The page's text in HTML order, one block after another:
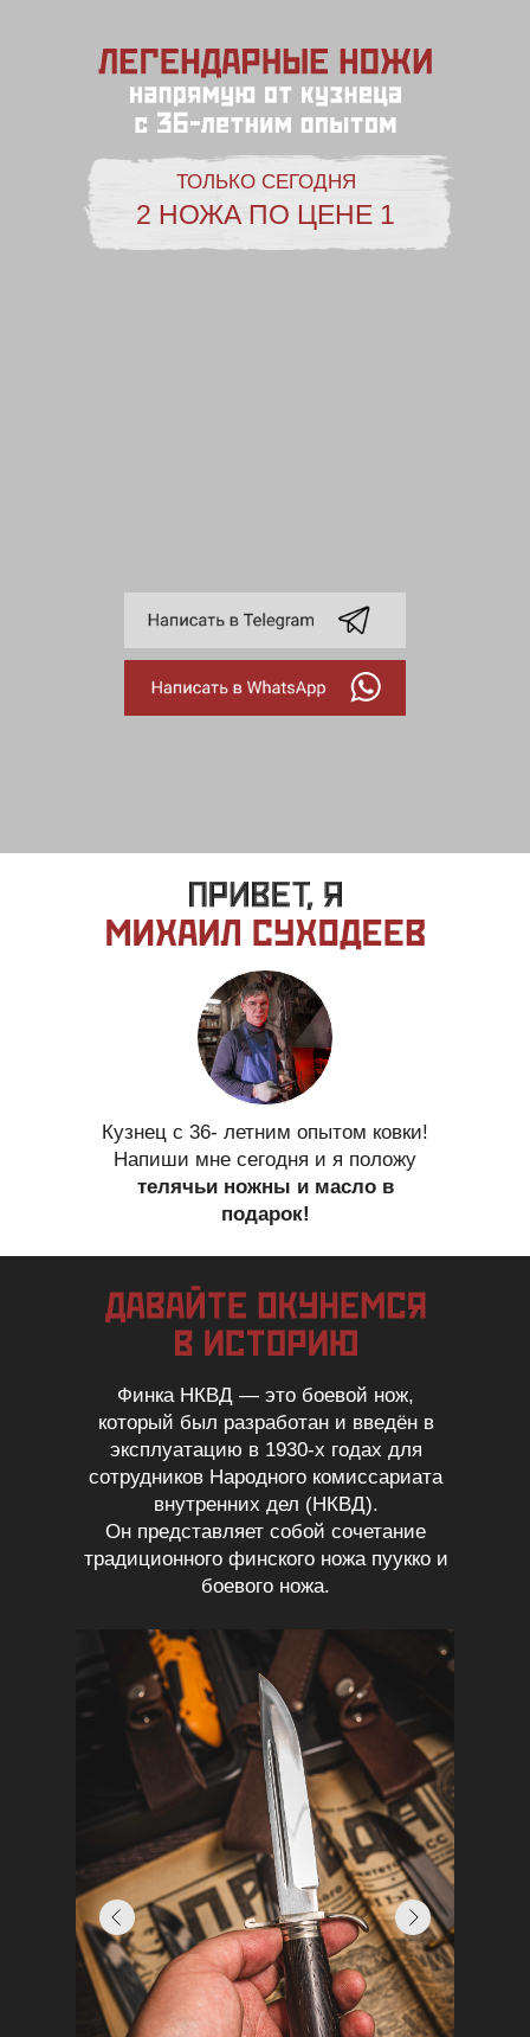
ТОЛЬКО СЕГОДНЯ
2 НОЖА ПО ЦЕНЕ 1
Кузнец с 36- летним опытом ковки!
Напиши мне сегодня и я положу
телячьи ножны и масло в
подарок!
Финка НКВД — это боевой нож,
который был разработан и введён в
эксплуатацию в 1930-х годах для
сотрудников Народного комиссариата
внутренних дел (НКВД).
Он представляет собой сочетание
традиционного финского ножа пуукко и
боевого ножа.